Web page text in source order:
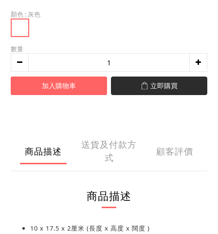
顏色 : 灰色
數量
加入購物車 立即購買
商品描述
送貨及付款方
式
顧客評價
商品描述
10 x 17.5 x 2厘米 (長度 x 高度 x 闊度 )